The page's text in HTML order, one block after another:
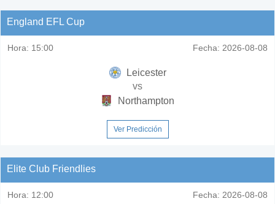
England EFL Cup
Hora: 15:00 Fecha: 2026-08-08
Leicester
vs
Northampton
Ver Predicción
Elite Club Friendlies
Hora: 12:00 Fecha: 2026-08-08